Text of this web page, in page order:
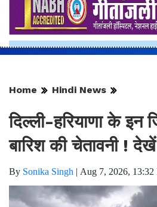
Home Hindi News
दिल्ली-हरियाणा के इन
बारिश की चेतावनी ! देखें
By Sonika Singh | Aug 7, 2026, 13:32